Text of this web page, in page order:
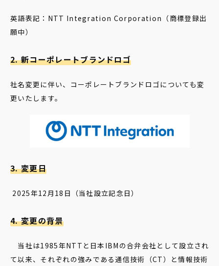
英語表記：NTT Integration Corporation（商標登録出
願中）
2. 新コーポレートブランドロゴ
社名変更に伴い、コーポレートブランドロゴについても変
更いたします。
3. 変更日
2025年12月18日（当社設立記念日）
4. 変更の背景
当社は1985年NTTと日本IBMの合弁会社として設立され
て以来、それぞれの強みである通信技術（CT）と情報技術